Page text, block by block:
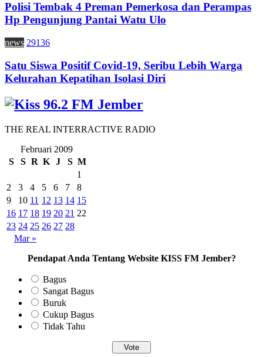
Polisi Tembak 4 Preman Pemerkosa dan Perampas
Hp Pengunjung Pantai Watu Ulo
news 29136
Satu Siswa Positif Covid-19, Seribu Lebih Warga
Kelurahan Kepatihan Isolasi Diri
THE REAL INTERRACTIVE RADIO
Februari 2009
S
S R K J S M
1
2
3 4 5 6 7
8
9
10 11 12 13 14 15
16 17 18 19 20 21 22
23 24 25 26 27 28
Mar »
Pendapat Anda Tentang Website KISS FM Jember?
Bagus
Sangat Bagus
Buruk
Cukup Bagus
Tidak Tahu